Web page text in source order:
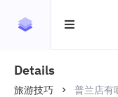
Details
旅游技巧 普兰店有